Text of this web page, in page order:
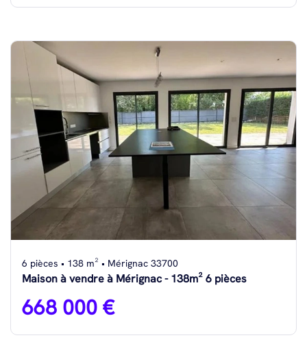
6 pièces • 138 m² • Mérignac 33700
Maison à vendre à Mérignac - 138m² 6 pièces
668 000 €